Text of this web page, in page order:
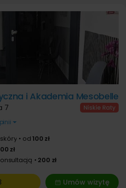
i Akademia Mesobelle
7
od100 zł
zł
200 zł
Umów wizytę